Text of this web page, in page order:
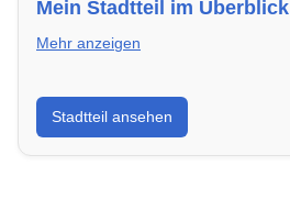
Mein Stadtteil im Überblick
Mehr anzeigen
Erfahre mehr über deinen
Lebensqualität,
Freizeitmöglichkeiten und
Stadtteil ansehen